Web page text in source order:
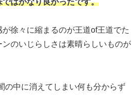
徐々に縮まるのが王道of王道でた
ンのいじらしさは素晴らしいものが
の中に消えてしまい何も分からず